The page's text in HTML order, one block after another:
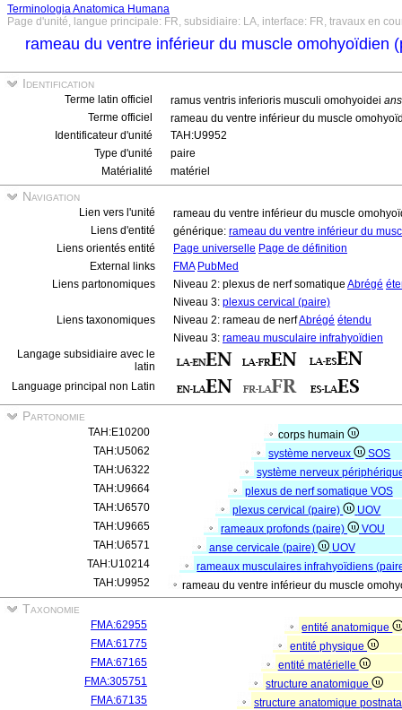
Terminologia Anatomica Humana
Page d'unité, langue principale: FR, subsidiaire: LA, interface: FR, travaux en
rameau du ventre inférieur du muscle omohyoïdien
Identification
Terme latin officiel ramus ventris inferioris musculi omohyoidei
Terme officiel
rameau du ventre inférieur du muscle
Identificateur d'unité
TAH:U9952
Type d'unité
paire
Matérialité
matériel
Navigation
Lien vers l'unité
rameau du ventre inférieur du muscle
Liens d'entité
générique: rameau du ventre inférieur du
Liens orientés entité
Page universelle Page de définition
External links
FMA PubMed
Liens partonomiques
Niveau 2: plexus de nerf somatique Abrégé
Niveau 3: plexus cervical (paire)
Liens taxonomiques
Niveau 2: rameau de nerfAbrégé étendu
Niveau 3: rameau musculaire infrahyoïdien
Langage subsidiaire avec le
latin
Language principal non Latin
Partonomie
TAH:E10200
corps humain
TAH:U5062
système nerveux
SOS
TAH:U6322
système nerveux
TAH:U9664
plexus de nerf somatique VOS
TAH:U6570
plexus cervical (paire)
UOV
TAH:U9665
rameaux profonds (paire)
VOU
TAH:U6571
anse cervicale (paire)
UOV
TAH:U10214
rameaux musculaires infrahyoïdiens
TAH:U9952
rameau du ventre inférieur du muscle
Taxonomie
FMA:62955
entité anatomique
FMA:61775
entité physique
FMA:67165
entité matérielle
FMA:305751
structure anatomique
FMA:67135
structure anatomique